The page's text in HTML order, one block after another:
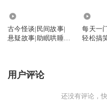
古今怪谈|民间故事|
悬疑故事|助眠哄睡|
每天一
轻松搞
用户评论
还没有评论，